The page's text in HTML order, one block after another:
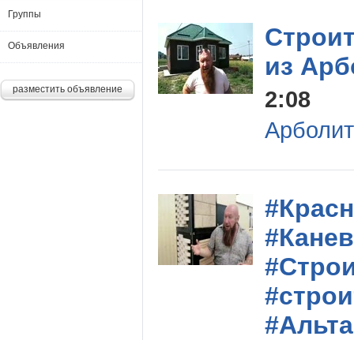
из
2:08
Группы
Объявления
разместить объявление